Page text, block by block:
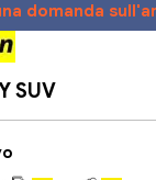
domanda
SUV